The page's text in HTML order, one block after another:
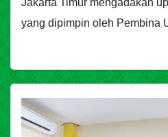
Jakarta Timur mengadakan
yang dipimpin oleh Pembina